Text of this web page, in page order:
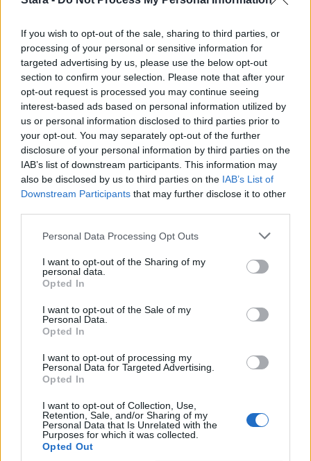
If you wish to opt-out of the sale, sharing to third parties, or
processing of your personal or sensitive information for
targeted advertising by us, please use the below opt-out
section to confirm your selection. Please note that after your
opt-out request is processed you may continue seeing
interest-based ads based on personal information utilized by
us or personal information disclosed to third parties prior to
your opt-out. You may separately opt-out of the further
disclosure of your personal information by third parties on the
IAB’s list of downstream participants. This information may
also be disclosed by us to third parties on the IAB’s List of
Downstream Participants that may further disclose it to other
Personal Data Processing Opt Outs
I want to opt-out of the Sharing of my
personal data.
Opted In
I want to opt-out of the Sale of my
Personal Data.
Opted In
I want to opt-out of processing my
Personal Data for Targeted Advertising.
Opted In
I want to opt-out of Collection, Use,
Retention, Sale, and/or Sharing of my
Personal Data that Is Unrelated with the
Purposes for which it was collected.
Opted Out
Staran luetuimmat
1